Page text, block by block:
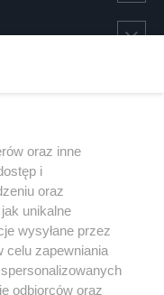
oraz inne
i
oraz
unikalne
wysyłane przez
celu zapewniania
odbiorców oraz